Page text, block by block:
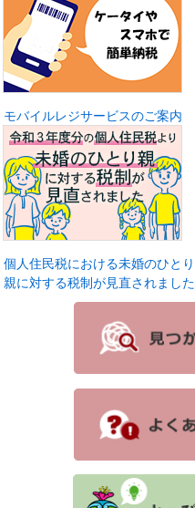
モバイルレジサービスのご案内
個人住民税における未婚のひとり
親に対する税制が見直されました